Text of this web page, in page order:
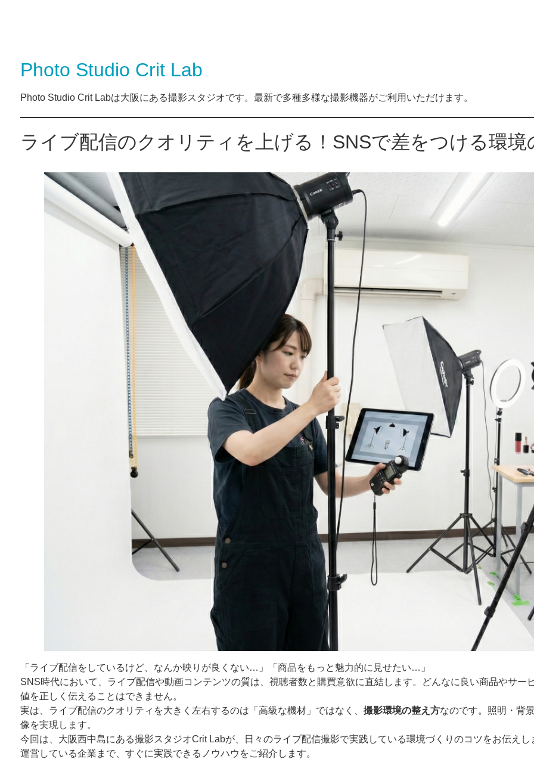
Photo Studio Crit Lab
Photo Studio Crit Labは大阪にある撮影スタジオです。最新で多種多様な撮影機器がご利用いただけます。
ライブ配信のクオリティを上げる！SNSで差をつける環境
「ライブ配信をしているけど、なんか映りが良くない…」「商品をもっと魅力的に見せたい…」
SNS時代において、ライブ配信や動画コンテンツの質は、視聴者数と購買意欲に直結します。どんなに良い商品やサ
値を正しく伝えることはできません。
実は、ライブ配信のクオリティを大きく左右するのは「高級な機材」ではなく、 撮影環境の整え方なのです。照明・背
像を実現します。
今回は、大阪西中島にある撮影スタジオCrit Labが、日々のライブ配信撮影で実践している環境づくりのコツをお伝え
運営している企業まで、すぐに実践できるノウハウをご紹介します。